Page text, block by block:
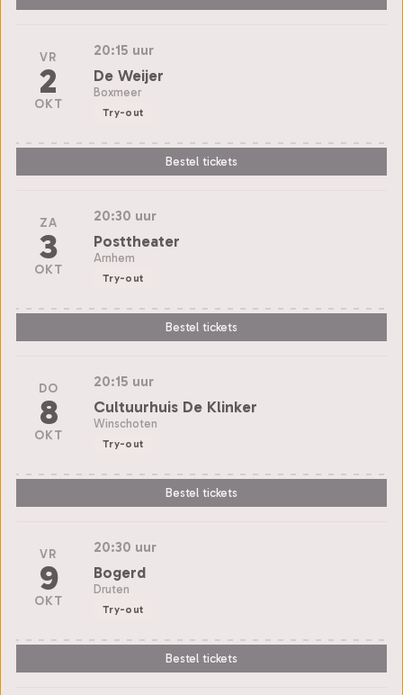
VR
2
OKT
20:15 uur
De Weijer
Boxmeer
Try-out
Bestel tickets
ZA
3
OKT
20:30 uur
Posttheater
Arnhem
Try-out
Bestel tickets
DO
8
OKT
20:15 uur
Cultuurhuis De Klinker
Winschoten
Try-out
Bestel tickets
VR
9
OKT
20:30 uur
Bogerd
Druten
Try-out
Bestel tickets